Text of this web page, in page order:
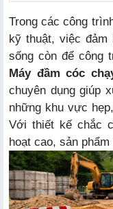
a. Động cơ
b. Phần chân
c. Hệ thống
a. Ứng dụng
b. Lợi ích kinh
Trong các công
kỹ thuật, việc đảm
sống còn để công
Máy đầm cóc
chuyên dụng giúp
những khu vực
Với thiết kế chắc
hoạt cao, sản